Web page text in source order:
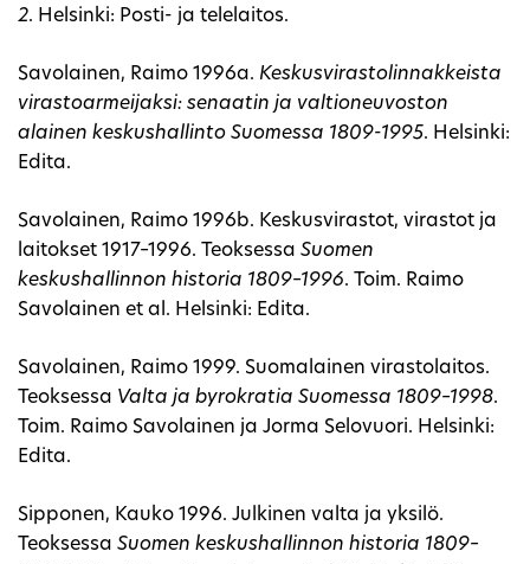
2. Helsinki: Posti- ja telelaitos.
Savolainen, Raimo 1996a. Keskusvirastolinnakkeista
virastoarmeijaksi: senaatin ja valtioneuvoston
alainen keskushallinto Suomessa 1809-1995. Helsinki:
Edita.
Savolainen, Raimo 1996b. Keskusvirastot, virastot ja
laitokset 1917–1996. Teoksessa Suomen
keskushallinnon historia 1809–1996. Toim. Raimo
Savolainen et al. Helsinki: Edita.
Savolainen, Raimo 1999. Suomalainen virastolaitos.
Teoksessa Valta ja byrokratia Suomessa 1809–1998.
Toim. Raimo Savolainen ja Jorma Selovuori. Helsinki:
Edita.
Sipponen, Kauko 1996. Julkinen valta ja yksilö.
Teoksessa Suomen keskushallinnon historia 1809–